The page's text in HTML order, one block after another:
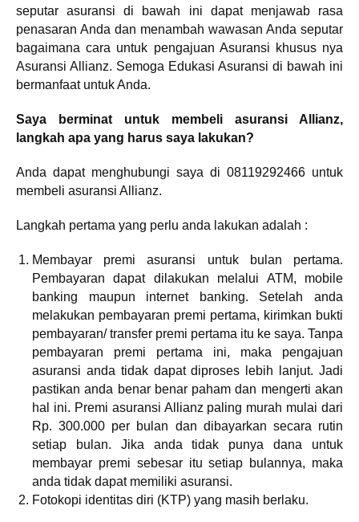
seputar asuransi di bawah ini dapat menjawab rasa
penasaran Anda dan menambah wawasan Anda seputar
bagaimana cara untuk pengajuan Asuransi khusus nya
Asuransi Allianz. Semoga Edukasi Asuransi di bawah ini
bermanfaat untuk Anda.
Saya berminat untuk membeli asuransi Allianz,
langkah apa yang harus saya lakukan?
Anda dapat menghubungi saya di 08119292466 untuk
membeli asuransi Allianz.
Langkah pertama yang perlu anda lakukan adalah :
Membayar premi asuransi untuk bulan pertama.
Pembayaran dapat dilakukan melalui ATM, mobile
banking maupun internet banking. Setelah anda
melakukan pembayaran premi pertama, kirimkan bukti
pembayaran/ transfer premi pertama itu ke saya. Tanpa
pembayaran premi pertama ini, maka pengajuan
asuransi anda tidak dapat diproses lebih lanjut. Jadi
pastikan anda benar benar paham dan mengerti akan
hal ini. Premi asuransi Allianz paling murah mulai dari
Rp. 300.000 per bulan dan dibayarkan secara rutin
setiap bulan. Jika anda tidak punya dana untuk
membayar premi sebesar itu setiap bulannya, maka
anda tidak dapat memiliki asuransi.
Fotokopi identitas diri (KTP) yang masih berlaku.